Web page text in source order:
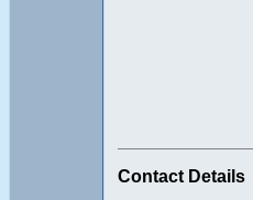
Contact Details